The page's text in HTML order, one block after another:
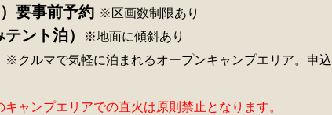
要事前予約 ※区画数制限あり
ント泊） ※地面に傾斜あり
※クルマで気軽に泊まれるオープンキャンプエリア。申込
ャンプエリアでの直火は原則禁止となります。